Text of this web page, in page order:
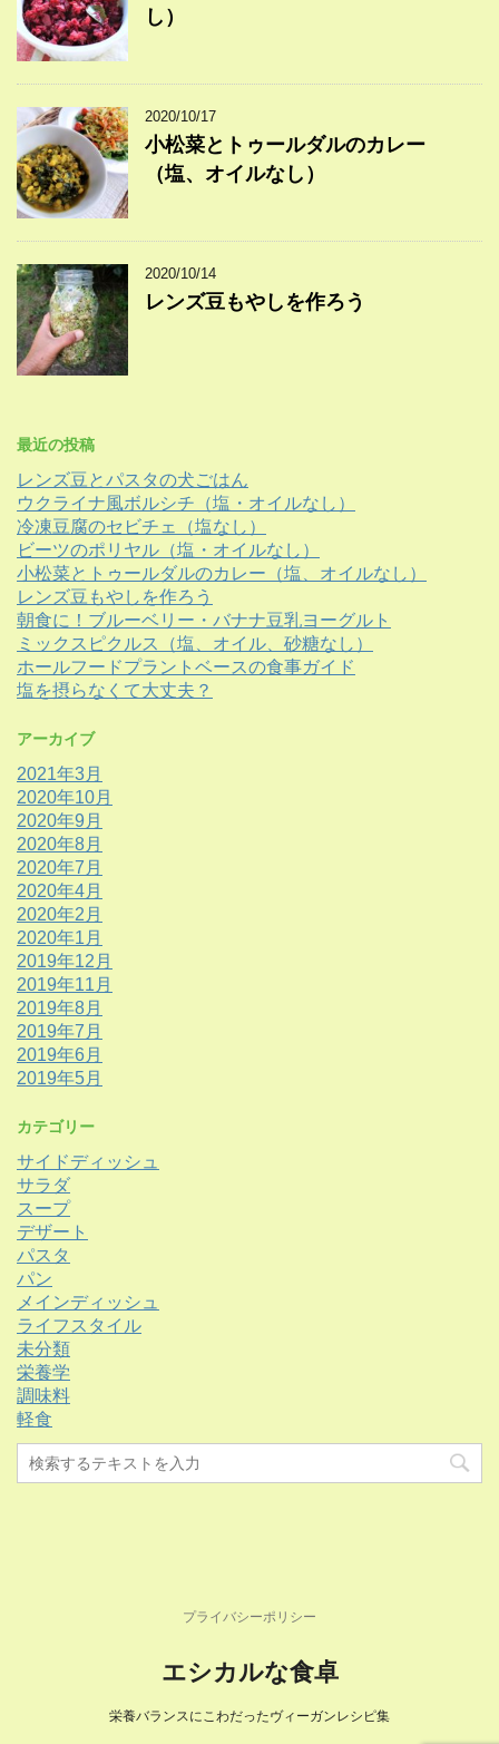
し）
2020/10/17
小松菜とトゥールダルのカレー
（塩、オイルなし）
2020/10/14
レンズ豆もやしを作ろう
最近の投稿
レンズ豆とパスタの犬ごはん
ウクライナ風ボルシチ（塩・オイルなし）
冷凍豆腐のセビチェ（塩なし）
ビーツのポリヤル（塩・オイルなし）
小松菜とトゥールダルのカレー（塩、オイルなし）
レンズ豆もやしを作ろう
朝食に！ブルーベリー・バナナ豆乳ヨーグルト
ミックスピクルス（塩、オイル、砂糖なし）
ホールフードプラントベースの食事ガイド
塩を摂らなくて大丈夫？
アーカイブ
2021年3月
2020年10月
2020年9月
2020年8月
2020年7月
2020年4月
2020年2月
2020年1月
2019年12月
2019年11月
2019年8月
2019年7月
2019年6月
2019年5月
カテゴリー
サイドディッシュ
サラダ
スープ
デザート
パスタ
パン
メインディッシュ
ライフスタイル
未分類
栄養学
調味料
軽食
プライバシーポリシー
エシカルな食卓
栄養バランスにこわだったヴィーガンレシピ集